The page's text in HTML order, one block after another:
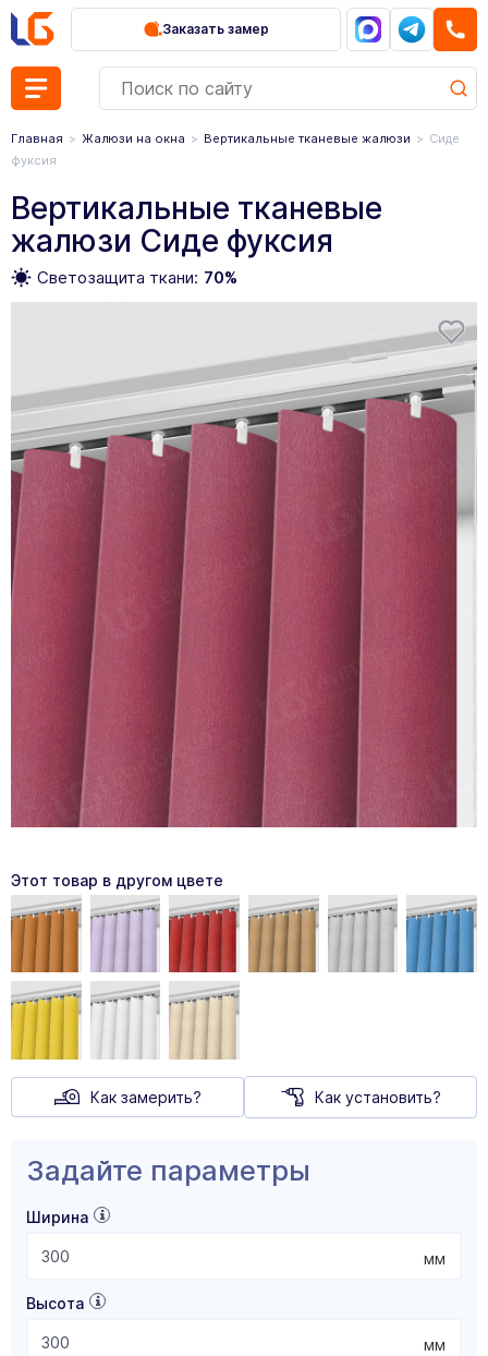
Заказать замер
Главная Жалюзи на окна Вертикальные тканевые жалюзи
Сиде
фуксия
Вертикальные тканевые
жалюзи Сиде фуксия
Светозащита ткани: 70%
Этот товар в другом цвете
Как замерить? Как установить?
Задайте параметры
Ширина
мм
Высота
мм